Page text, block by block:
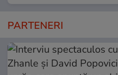
PARTENERI